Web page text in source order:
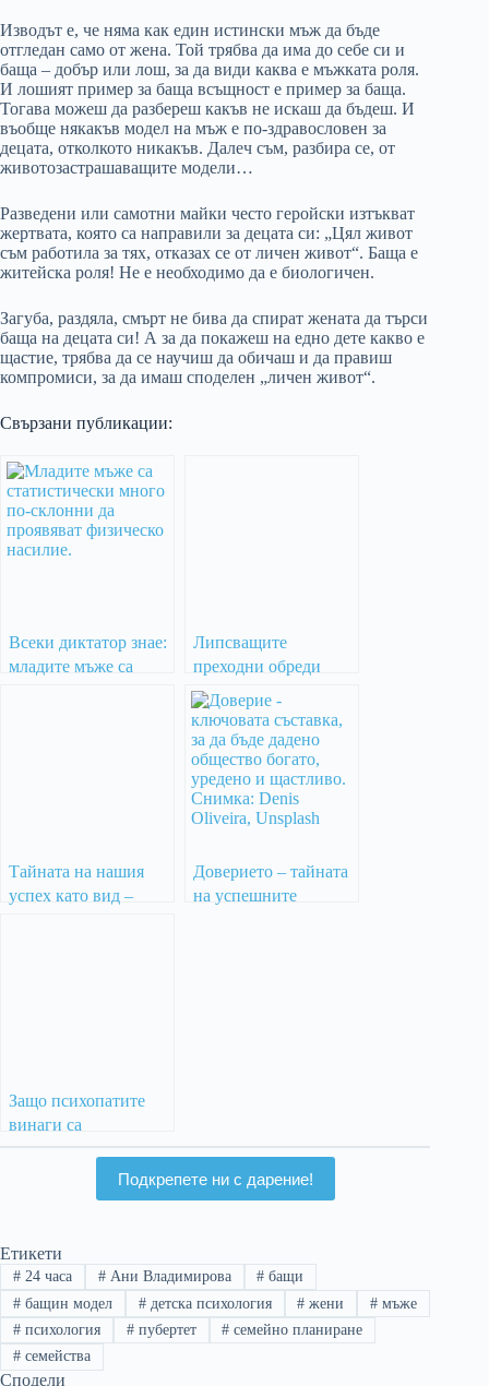
Изводът е, че няма как един истински мъж да бъде
отгледан само от жена. Той трябва да има до себе си и
баща – добър или лош, за да види каква е мъжката роля.
И лошият пример за баща всъщност е пример за баща.
Тогава можеш да разбереш какъв не искаш да бъдеш. И
въобще някакъв модел на мъж е по-здравословен за
децата, отколкото никакъв. Далеч съм, разбира се, от
животозастрашаващите модели…
Разведени или самотни майки често геройски изтъкват
жертвата, която са направили за децата си: „Цял живот
съм работила за тях, отказах се от личен живот“. Баща е
житейска роля! Не е необходимо да е биологичен.
Загуба, раздяла, смърт не бива да спират жената да търси
баща на децата си! А за да покажеш на едно дете какво е
щастие, трябва да се научиш да обичаш и да правиш
компромиси, за да имаш споделен „личен живот“.
Свързани публикации:
Всеки диктатор знае:
младите мъже са
Липсващите
преходни обреди
днес
Тайната на нашия
успех като вид –
Доверието – тайната
на успешните
Защо психопатите
винаги са
управлявали света и
ще продължават да гоПодкрепете ни с дарение!
Етикети
#24 часа #Ани Владимирова # бащи
#бащин модел #детска психология # жени # мъже
#психология #пубертет # семейно планиране
#семейства
Сподели